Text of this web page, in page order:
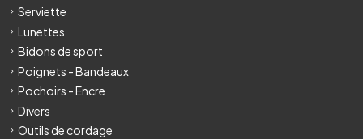
Serviette
Lunettes
Bidons de sport
Poignets - Bandeaux
Pochoirs - Encre
Divers
Outils de cordage